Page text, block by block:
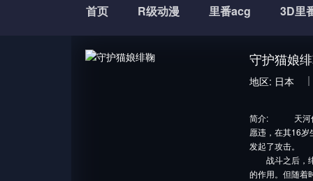
首页 R级动漫 里番acg 3D里
守护猫娘
地区: 日本
简介:
天河优
愿违，在其16岁
发起了攻击。
战斗之后，绯
的作用。但随着